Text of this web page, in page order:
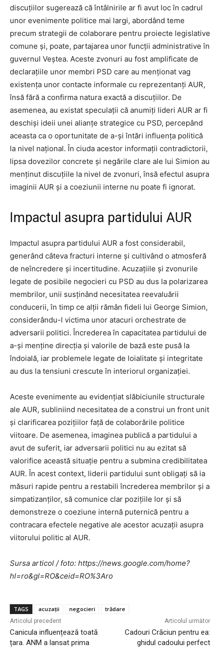
discuțiilor sugerează că întâlnirile ar fi avut loc în cadrul
unor evenimente politice mai largi, abordând teme
precum strategii de colaborare pentru proiecte legislative
comune și, poate, partajarea unor funcții administrative în
guvernul Veștea. Aceste zvonuri au fost amplificate de
declarațiile unor membri PSD care au menționat vag
existența unor contacte informale cu reprezentanți AUR,
însă fără a confirma natura exactă a discuțiilor. De
asemenea, au existat speculații că anumiți lideri AUR ar fi
deschiși ideii unei alianțe strategice cu PSD, percepând
aceasta ca o oportunitate de a-și întări influența politică
la nivel național. În ciuda acestor informații contradictorii,
lipsa dovezilor concrete și negările clare ale lui Simion au
menținut discuțiile la nivel de zvonuri, însă efectul asupra
imaginii AUR și a coeziunii interne nu poate fi ignorat.
Impactul asupra partidului AUR
Impactul asupra partidului AUR a fost considerabil,
generând câteva fracturi interne și cultivând o atmosferă
de neîncredere și incertitudine. Acuzațiile și zvonurile
legate de posibile negocieri cu PSD au dus la polarizarea
membrilor, unii susținând necesitatea reevaluării
conducerii, în timp ce alții rămân fideli lui George Simion,
considerându-l victima unor atacuri orchestrate de
adversarii politici. Încrederea în capacitatea partidului de
a-și menține direcția și valorile de bază este pusă la
îndoială, iar problemele legate de loialitate și integritate
au dus la tensiuni crescute în interiorul organizației.
Aceste evenimente au evidențiat slăbiciunile structurale
ale AUR, subliniind necesitatea de a construi un front unit
și clarificarea pozițiilor față de colaborările politice
viitoare. De asemenea, imaginea publică a partidului a
avut de suferit, iar adversarii politici nu au ezitat să
valorifice această situație pentru a submina credibilitatea
AUR. În acest context, liderii partidului sunt obligați să ia
măsuri rapide pentru a restabili încrederea membrilor și a
simpatizanților, să comunice clar pozițiile lor și să
demonstreze o coeziune internă puternică pentru a
contracara efectele negative ale acestor acuzații asupra
viitorului politic al AUR.
Sursa articol / foto: https://news.google.com/home?
hl=ro&gl=RO&ceid=RO%3Aro
TAGS acuzații negocieri trădare
Articolul precedent
Canicula influențează toată
țara. ANM a lansat prima
Articolul următor
Cadouri Crăciun pentru ea:
ghidul cadoului perfect